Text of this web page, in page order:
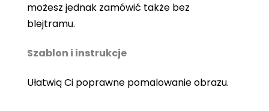
możesz jednak zamówić także bez
blejtramu.
Szablon i instrukcje
Ułatwią Ci poprawne pomalowanie obrazu.